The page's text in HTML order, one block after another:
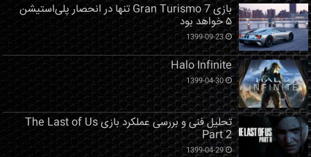
بازی Gran Turismo 7 تنها در انحصار پلی‌استیشن
۵ خواهد بود
1399-09-23
Halo Infinite
1399-04-30
تحلیل فنی و بررسی عملکرد بازی The Last of Us
Part 2
1399-04-29